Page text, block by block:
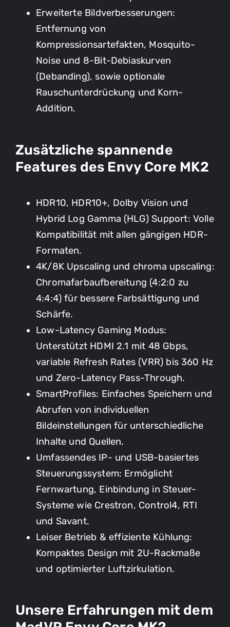
Erweiterte Bildverbesserungen:
Entfernung von
Kompressionsartefakten, Mosquito-
Noise und 8-Bit-Debiaskurven
(Debanding), sowie optionale
Rauschunterdrückung und Korn-
Addition.
Zusätzliche spannende
Features des Envy Core MK2
HDR10, HDR10+, Dolby Vision und
Hybrid Log Gamma (HLG) Support: Volle
Kompatibilität mit allen gängigen HDR-
Formaten.
4K/8K Upscaling und chroma upscaling:
Chromafarbaufbereitung (4:2:0 zu
4:4:4) für bessere Farbsättigung und
Schärfe.
Low-Latency Gaming Modus:
Unterstützt HDMI 2.1 mit 48 Gbps,
variable Refresh Rates (VRR) bis 360 Hz
und Zero-Latency Pass-Through.
SmartProfiles: Einfaches Speichern und
Abrufen von individuellen
Bildeinstellungen für unterschiedliche
Inhalte und Quellen.
Umfassendes IP- und USB-basiertes
Steuerungssystem: Ermöglicht
Fernwartung, Einbindung in Steuer-
Systeme wie Crestron, Control4, RTI
und Savant.
Leiser Betrieb & effiziente Kühlung:
Kompaktes Design mit 2U-Rackmaße
und optimierter Luftzirkulation.
Unsere Erfahrungen mit dem